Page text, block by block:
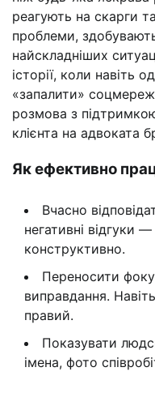
реагують на скарги
проблеми,
найскладніших
історії, коли навіть
«запалити»
розмова з
клієнта на адвоката
Як ефективно
Вчасно
негативні відгуки
конструктивно.
Переносити
виправдання.
правий.
Показувати
імена, фото